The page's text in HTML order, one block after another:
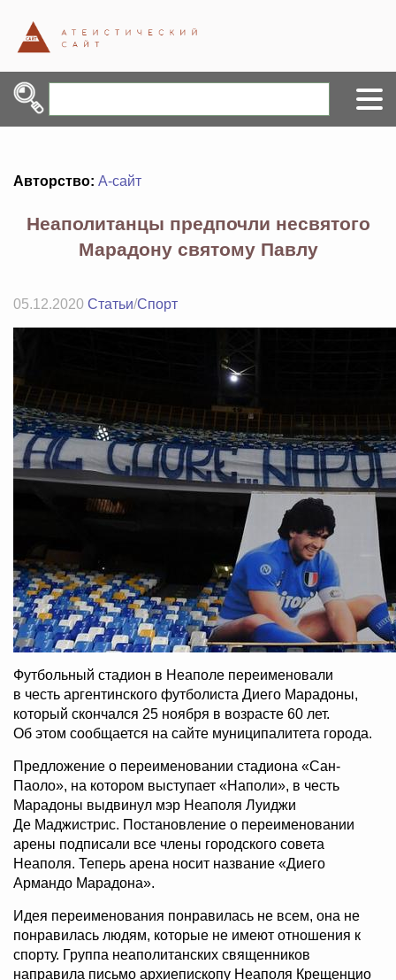
Авторство: А-сайт
Неаполитанцы предпочли несвятого
Марадону святому Павлу
05.12.2020 Статьи/Спорт
Футбольный стадион в Неаполе переименовали
в честь аргентинского футболиста Диего Марадоны,
который скончался 25 ноября в возрасте 60 лет.
Об этом сообщается на сайте муниципалитета города.
Предложение о переименовании стадиона «Сан-
Паоло», на котором выступает «Наполи», в честь
Марадоны выдвинул мэр Неаполя Луиджи
Де Маджистрис. Постановление о переименовании
арены подписали все члены городского совета
Неаполя. Теперь арена носит название «Диего
Армандо Марадона».
Идея переименования понравилась не всем, она не
понравилась людям, которые не имеют отношения к
спорту. Группа неаполитанских священников
направила письмо архиепископу Неаполя Крещенцио